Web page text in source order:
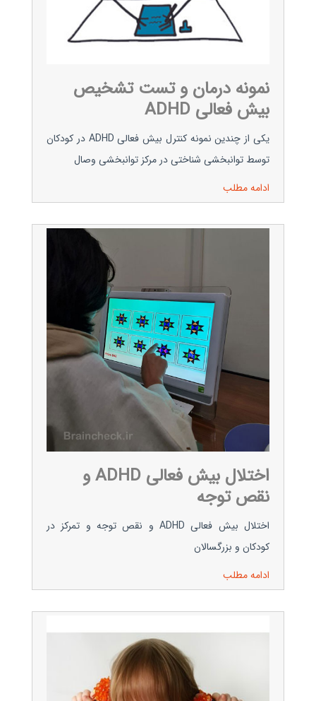
نمونه درمان و تست تشخیص
بیش فعالی ADHD
یکی از چندین نمونه کنترل بیش فعالی ADHD در کودکان
توسط توانبخشی شناختی در مرکز توانبخشی وصال
ادامه مطلب
اختلال بیش فعالی ADHD و
نقص توجه
اختلال بیش فعالی ADHD و نقص توجه و تمرکز در
کودکان و بزرگسالان
ادامه مطلب